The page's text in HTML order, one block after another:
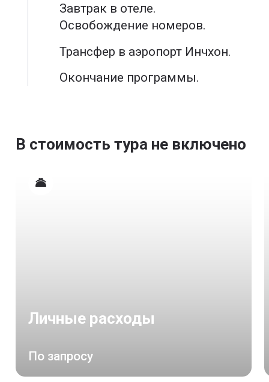
Завтрак в отеле.
Освобождение номеров.
Трансфер в аэропорт Инчхон.
Окончание программы.
В стоимость тура не включено
Личные расходы
По запросу